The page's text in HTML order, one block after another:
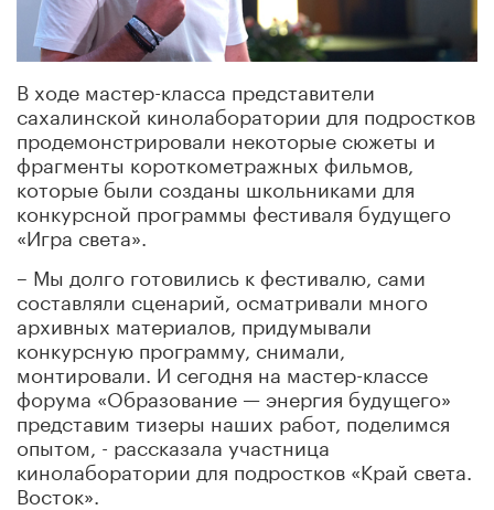
В ходе мастер-класса представители
сахалинской кинолаборатории для подростков
продемонстрировали некоторые сюжеты и
фрагменты короткометражных фильмов,
которые были созданы школьниками для
конкурсной программы фестиваля будущего
«Игра света».
– Мы долго готовились к фестивалю, сами
составляли сценарий, осматривали много
архивных материалов, придумывали
конкурсную программу, снимали,
монтировали. И сегодня на мастер-классе
форума «Образование — энергия будущего»
представим тизеры наших работ, поделимся
опытом, - рассказала участница
кинолаборатории для подростков «Край света.
Восток».